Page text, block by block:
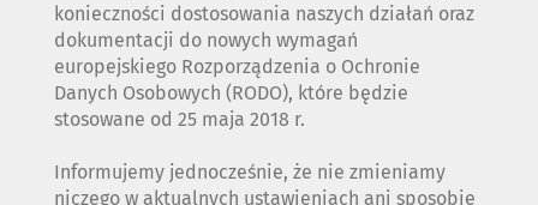
konieczności dostosowania naszych działań oraz
dokumentacji do nowych wymagań
europejskiego Rozporządzenia o Ochronie
Danych Osobowych (RODO), które będzie
stosowane od 25 maja 2018 r.
Informujemy jednocześnie, że nie zmieniamy
niczego w aktualnych ustawieniach ani sposobie